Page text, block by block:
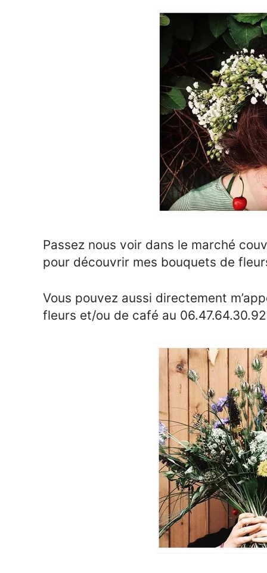
Passez nous voir dans le marché
pour découvrir mes bouquets de
Vous pouvez aussi directement
fleurs et/ou de café au